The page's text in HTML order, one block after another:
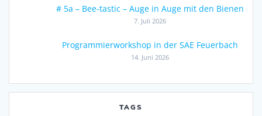
# 5a – Bee-tastic – Auge in Auge mit den Bienen
7. Juli 2026
Programmierworkshop in der SAE Feuerbach
14. Juni 2026
TAGS